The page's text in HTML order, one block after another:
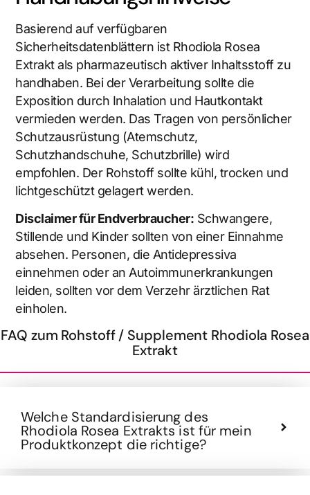
Basierend auf verfügbaren
Sicherheitsdatenblättern ist Rhodiola Rosea
Extrakt als pharmazeutisch aktiver Inhaltsstoff zu
handhaben. Bei der Verarbeitung sollte die
Exposition durch Inhalation und Hautkontakt
vermieden werden. Das Tragen von persönlicher
Schutzausrüstung (Atemschutz,
Schutzhandschuhe, Schutzbrille) wird
empfohlen. Der Rohstoff sollte kühl, trocken und
lichtgeschützt gelagert werden.
Disclaimer für Endverbraucher: Schwangere,
Stillende und Kinder sollten von einer Einnahme
absehen. Personen, die Antidepressiva
einnehmen oder an Autoimmunerkrankungen
leiden, sollten vor dem Verzehr ärztlichen Rat
einholen.
FAQ zum Rohstoff / Supplement Rhodiola Rosea
Extrakt
Welche Standardisierung des
Rhodiola Rosea Extrakts ist für mein
Produktkonzept die richtige?